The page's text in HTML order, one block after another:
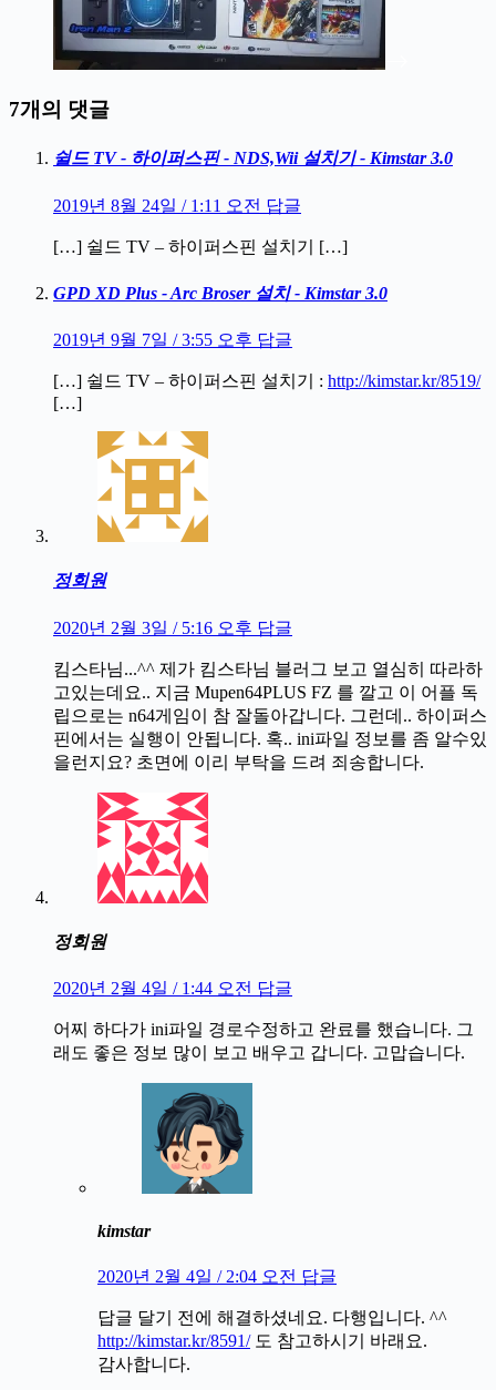
7개의 댓글
쉴드 TV - 하이퍼스핀 - NDS,Wii 설치기 - Kimstar 3.0
2019년 8월 24일 / 1:11 오전 답글
[…] 쉴드 TV – 하이퍼스핀 설치기 […]
GPD XD Plus - Arc Broser 설치 - Kimstar 3.0
2019년 9월 7일 / 3:55 오후 답글
[…] 쉴드 TV – 하이퍼스핀 설치기 : http://kimstar.kr/8519/
[…]
정회원
2020년 2월 3일 / 5:16 오후 답글
킴스타님...^^ 제가 킴스타님 블러그 보고 열심히 따라하
고있는데요.. 지금 Mupen64PLUS FZ 를 깔고 이 어플 독
립으로는 n64게임이 참 잘돌아갑니다. 그런데.. 하이퍼스
핀에서는 실행이 안됩니다. 혹.. ini파일 정보를 좀 알수있
을런지요? 초면에 이리 부탁을 드려 죄송합니다.
정회원
2020년 2월 4일 / 1:44 오전 답글
어찌 하다가 ini파일 경로수정하고 완료를 했습니다. 그
래도 좋은 정보 많이 보고 배우고 갑니다. 고맙습니다.
kimstar
2020년 2월 4일 / 2:04 오전 답글
답글 달기 전에 해결하셨네요. 다행입니다. ^^
http://kimstar.kr/8591/도 참고하시기 바래요.
감사합니다.